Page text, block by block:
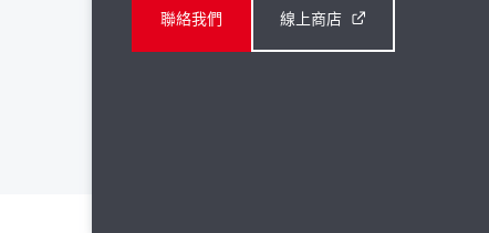
聯絡我們 線上商店